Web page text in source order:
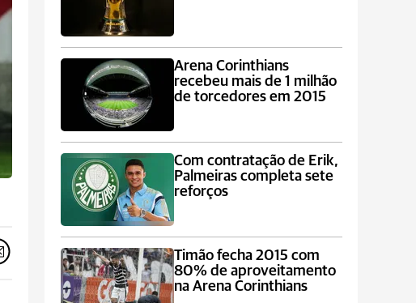
Arena Corinthians
recebeu mais de 1 milhão
de torcedores em 2015
Com contratação de Erik,
Palmeiras completa sete
reforços
Timão fecha 2015 com
80% de aproveitamento
na Arena Corinthians